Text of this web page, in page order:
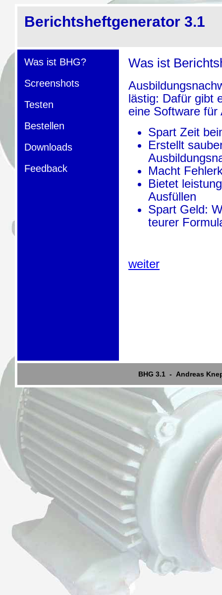
Berichtsheftgenerator 3.1
Was ist BHG?
Screenshots
Testen
Bestellen
Downloads
Feedback
Was ist
lästig: Dafür gibt
eine Software für
Spart Zeit
Erstellt
Macht
Bietet
Ausfüllen
Spart Geld:
teurer
weiter
BHG 3.1 - Andreas